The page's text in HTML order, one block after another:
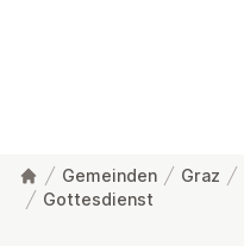
Gemeinden Graz
Gottesdienst